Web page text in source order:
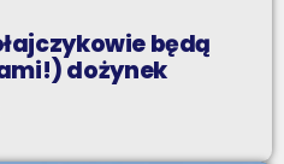
będą
dożynek